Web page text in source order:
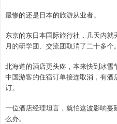
最惨的还是日本的旅游从业者。
东京的东日本国际旅行社，几天内
月的研学团、交流团取消了二十多个。
北海道的酒店更头疼，本来快到冰雪
中国游客的住宿订单接连取消，有酒
订。
一位酒店经理坦言，就怕这波影响
么办。